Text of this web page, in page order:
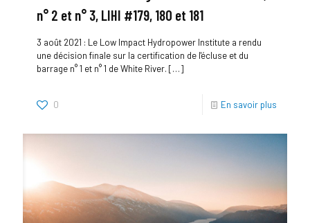
n° 2 et n° 3, LIHI #179, 180 et 181
3 août 2021 : Le Low Impact Hydropower Institute a rendu
une décision finale sur la certification de l'écluse et du
barrage n° 1 et n° 1 de White River. […]
0 En savoir plus